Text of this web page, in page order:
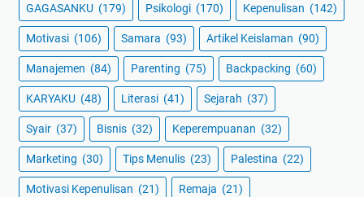
GAGASANKU (179) Psikologi (170) Kepenulisan (142)
Motivasi (106) Samara (93) Artikel Keislaman (90)
Manajemen (84) Parenting (75) Backpacking (60)
KARYAKU (48) Literasi (41) Sejarah (37)
Syair (37) Bisnis (32) Keperempuanan (32)
Marketing (30) Tips Menulis (23) Palestina (22)
Motivasi Kepenulisan (21) Remaja (21)